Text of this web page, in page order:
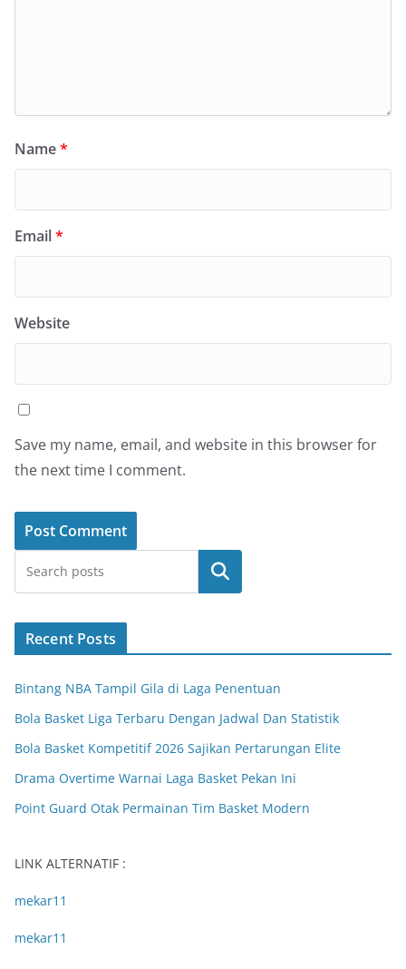
Name*
Email*
Website
Save my name, email, and website in this browser for
the next time I comment.
Search
Recent Posts
Bintang NBA Tampil Gila di Laga Penentuan
Bola Basket Liga Terbaru Dengan Jadwal Dan Statistik
Bola Basket Kompetitif 2026 Sajikan Pertarungan Elite
Drama Overtime Warnai Laga Basket Pekan Ini
Point Guard Otak Permainan Tim Basket Modern
LINK ALTERNATIF :
mekar11
mekar11